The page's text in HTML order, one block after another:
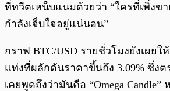
ที่ทวีตเหน็บแนมด้วยว่า “ใครที่เพิ่งขา
กำลังเจ็บใจอยู่แน่นอน”
กราฟ BTC/USD รายชั่วโมงยังเผยใ
แท่งที่ผลักดันราคาขึ้นถึง 3.09% ซึ่ง
เคยพูดถึงว่ามันคือ “Omega Candle”